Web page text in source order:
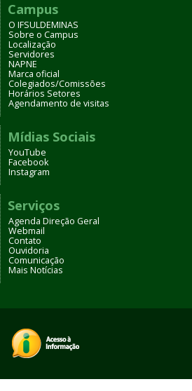
Campus
O IFSULDEMINAS
Sobre o Campus
Localização
Servidores
NAPNE
Marca oficial
Colegiados/Comissões
Horários Setores
Agendamento de visitas
Mídias Sociais
YouTube
Facebook
Instagram
Serviços
Agenda Direção Geral
Webmail
Contato
Ouvidoria
Comunicação
Mais Notícias